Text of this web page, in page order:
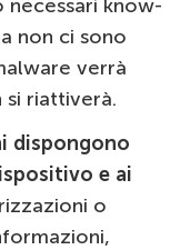
know-
non ci sono
verrà
si riattiverà.
dispongono
e ai
o